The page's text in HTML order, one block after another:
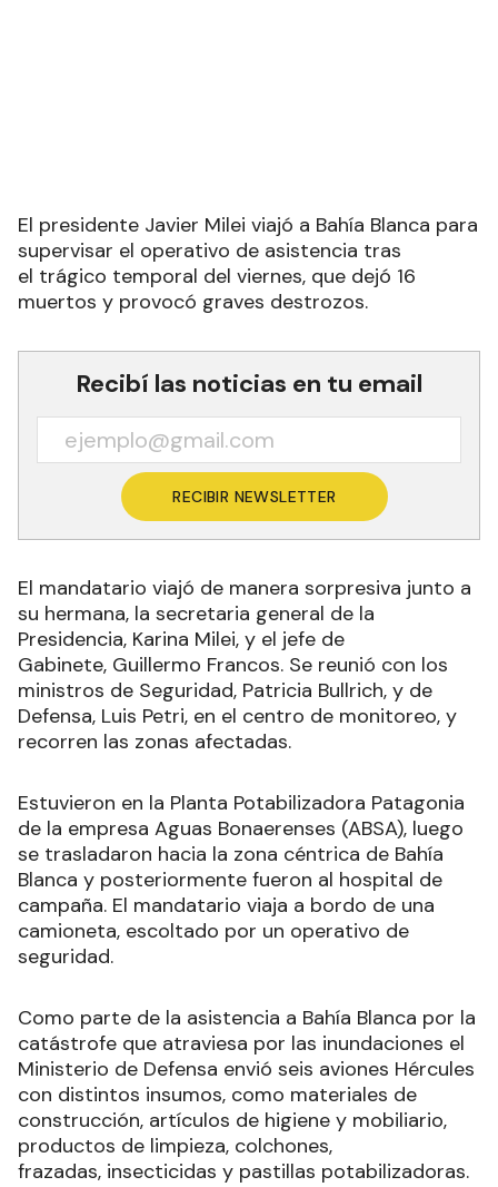
El presidente Javier Milei viajó a Bahía Blanca para
supervisar el operativo de asistencia tras
el trágico temporal del viernes, que dejó 16
muertos y provocó graves destrozos.
Recibí las noticias en tu email
RECIBIR NEWSLETTER
El mandatario viajó de manera sorpresiva junto a
su hermana, la secretaria general de la
Presidencia, Karina Milei, y el jefe de
Gabinete, Guillermo Francos. Se reunió con los
ministros de Seguridad, Patricia Bullrich, y de
Defensa, Luis Petri, en el centro de monitoreo, y
recorren las zonas afectadas.
Estuvieron en la Planta Potabilizadora Patagonia
de la empresa Aguas Bonaerenses (ABSA), luego
se trasladaron hacia la zona céntrica de Bahía
Blanca y posteriormente fueron al hospital de
campaña. El mandatario viaja a bordo de una
camioneta, escoltado por un operativo de
seguridad.
Como parte de la asistencia a Bahía Blanca por la
catástrofe que atraviesa por las inundaciones el
Ministerio de Defensa envió seis aviones Hércules
con distintos insumos, como materiales de
construcción, artículos de higiene y mobiliario,
productos de limpieza, colchones,
frazadas, insecticidas y pastillas potabilizadoras.